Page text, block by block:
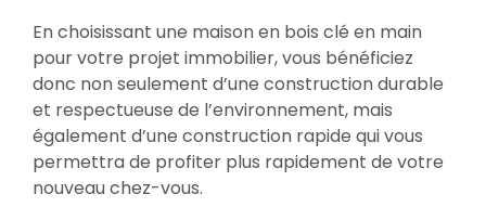
En choisissant une maison en bois clé en main
pour votre projet immobilier, vous bénéficiez
donc non seulement d’une construction durable
et respectueuse de l’environnement, mais
également d’une construction rapide qui vous
permettra de profiter plus rapidement de votre
nouveau chez-vous.